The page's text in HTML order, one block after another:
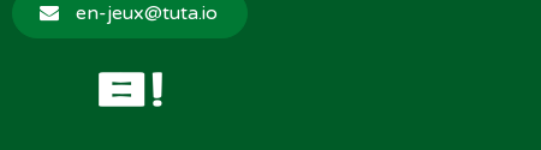
en-jeux@tuta.io